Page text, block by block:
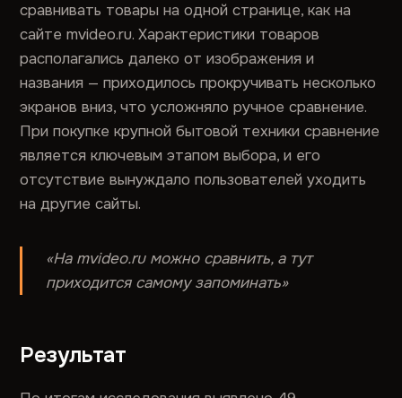
сравнивать товары на одной странице, как на
сайте mvideo.ru. Характеристики товаров
располагались далеко от изображения и
названия — приходилось прокручивать несколько
экранов вниз, что усложняло ручное сравнение.
При покупке крупной бытовой техники сравнение
является ключевым этапом выбора, и его
отсутствие вынуждало пользователей уходить
на другие сайты.
«На mvideo.ru можно сравнить, а тут
приходится самому запоминать»
Результат